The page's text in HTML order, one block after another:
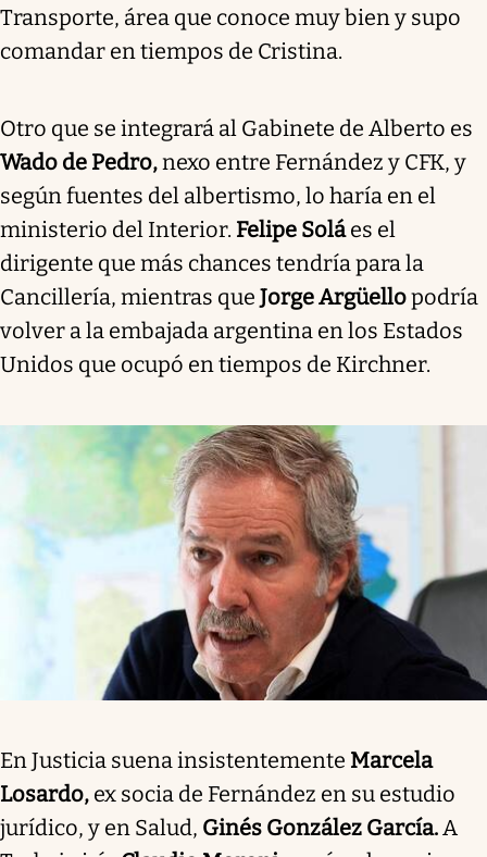
Transporte, área que conoce muy bien y supo
comandar en tiempos de Cristina.
Otro que se integrará al Gabinete de Alberto es
Wado de Pedro,nexo entre Fernández y CFK, y
según fuentes del albertismo, lo haría en el
ministerio del Interior. Felipe Soláes el
dirigente que más chances tendría para la
Cancillería, mientras que Jorge Argüellopodría
volver a la embajada argentina en los Estados
Unidos que ocupó en tiempos de Kirchner.
En Justicia suena insistentemente Marcela
Losardo, ex socia de Fernández en su estudio
jurídico, y en Salud, Ginés González García.A